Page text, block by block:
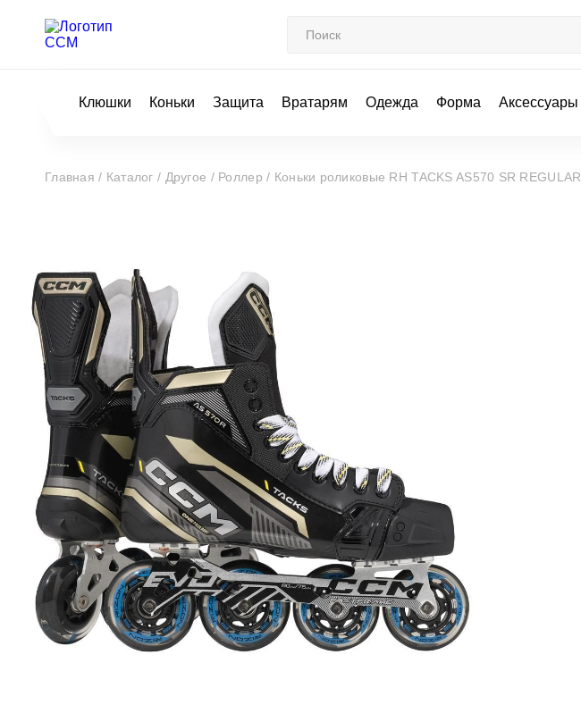
Клюшки Коньки Защита Вратарям Одежда Форма Аксессуары
Главная / Каталог / Другое / Роллер / Коньки роликовые RH TACKS AS570 SR REGULAR